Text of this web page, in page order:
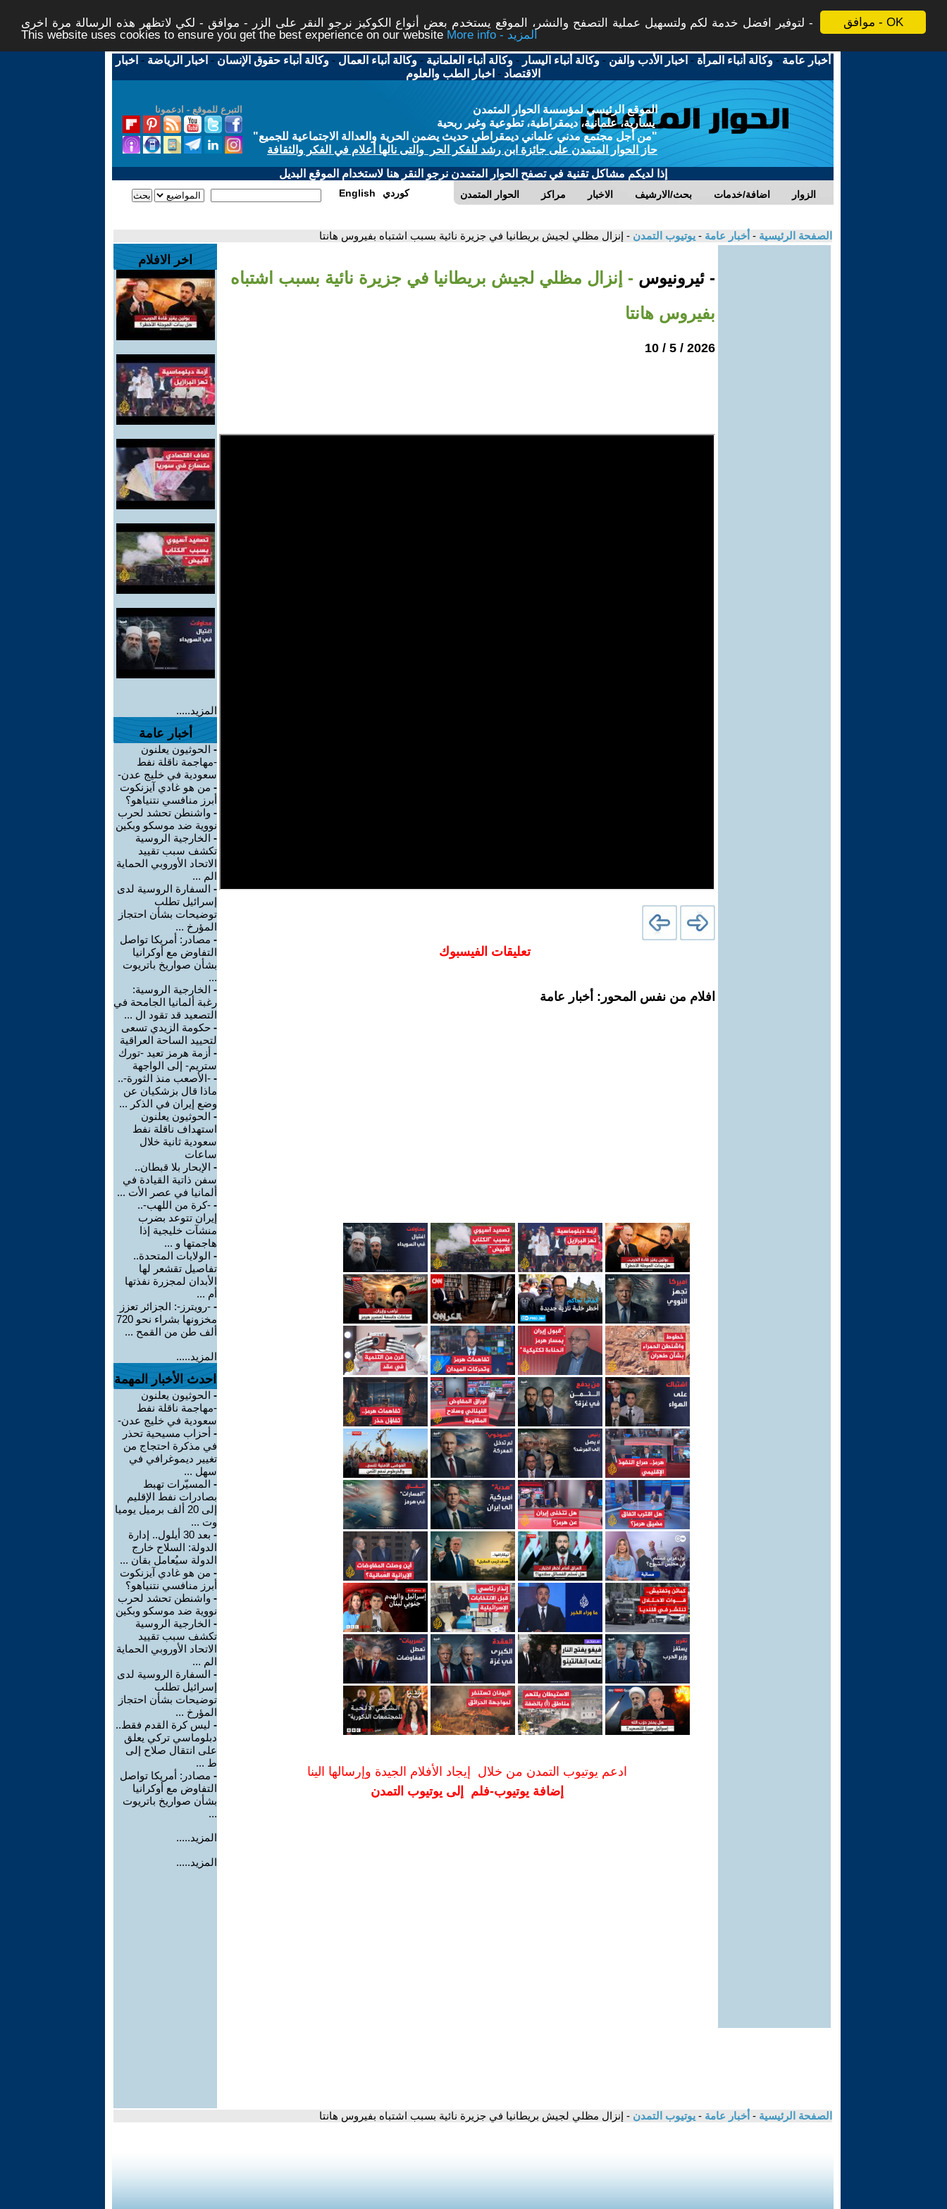
موافق - OK
لتوفير افضل خدمة لكم ولتسهيل عملية التصفح والنشر، الموقع يستخدم بعض أنواع الكوكيز نرجو النقر على الزر - موافق - لكي لاتظهر هذه الرسالة مرة اخرى -
This website uses cookies to ensure you get the best experience on our website
More info - المزيد
أخبار عامة -وكالة أنباء المرأة - اخبار الأدب والفن -وكالة أنباء اليسار -وكالة أنباء العلمانية -وكالة أنباء العمال -وكالة أنباء حقوق الإنسان - اخبار الرياضة - اخبار
الاقتصاد - اخبار الطب والعلوم
التبرع للموقع - ادعمونا
الموقع الرئيسي لمؤسسة الحوار المتمدن
يسارية، علمانية، ديمقراطية، تطوعية وغير ربحية
"من أجل مجتمع مدني علماني ديمقراطي حديث يضمن الحرية والعدالة الاجتماعية للجميع"
حاز الحوار المتمدن على جائزة ابن رشد للفكر الحر والتى نالها أعلام في الفكر والثقافة
إذا لديكم مشاكل تقنية في تصفح الحوار المتمدن نرجو النقر هنا لاستخدام الموقع البديل
الحوار المتمدن مراكز الاخبار بحث/الارشيف اضافة/خدمات الزوار English كوردي
الصفحة الرئيسية - أخبار عامة - يوتيوب التمدن - إنزال مظلي لجيش بريطانيا في جزيرة نائية بسبب اشتباه بفيروس هانتا
- ئيرونيوس - إنزال مظلي لجيش بريطانيا في جزيرة نائية بسبب اشتباه
بفيروس هانتا
2026 / 5 / 10
تعليقات الفيسبوك
افلام من نفس المحور: أخبار عامة
ادعم يوتيوب التمدن من خلال إيجاد الأفلام الجيدة وإرسالها الينا
إضافة يوتيوب-فلم إلى يوتيوب التمدن
اخر الافلام
المزيد.....
أخبار عامة
- الحوثيون يعلنون
-مهاجمة ناقلة نفط
سعودية في خليج عدن-
- من هو غادي آيزنكوت
أبرز منافسي نتنياهو؟
- واشنطن تحشد لحرب
نووية ضد موسكو وبكين
- الخارجية الروسية
تكشف سبب تقييد
الاتحاد الأوروبي الحماية
الم ...
- السفارة الروسية لدى
إسرائيل تطلب
توضيحات بشأن احتجاز
المؤرخ ...
- مصادر: أمريكا تواصل
التفاوض مع أوكرانيا
بشأن صواريخ باتريوت
...
- الخارجية الروسية:
رغبة ألمانيا الجامحة في
التصعيد قد تقود ال ...
- حكومة الزيدي تسعى
لتحييد الساحة العراقية
- أزمة هرمز تعيد -تورك
ستريم- إلى الواجهة
- -الأصعب منذ الثورة-..
ماذا قال بزشكيان عن
وضع إيران في الذكر ...
- الحوثيون يعلنون
استهداف ناقلة نفط
سعودية ثانية خلال
ساعات
- الإبحار بلا قبطان..
سفن ذاتية القيادة في
ألمانيا في عصر الأت ...
- -كرة من اللهب-..
إيران تتوعد بضرب
منشآت خليجية إذا
هاجمتها و ...
- الولايات المتحدة..
تفاصيل تقشعر لها
الأبدان لمجزرة نفذتها
أم ...
- -رويترز-: الجزائر تعزز
مخزونها بشراء نحو 720
ألف طن من القمح ...
المزيد.....
احدث الأخبار المهمة
- الحوثيون يعلنون
-مهاجمة ناقلة نفط
سعودية في خليج عدن-
- أحزاب مسيحية تحذر
في مذكرة احتجاج من
تغيير ديموغرافي في
سهل ...
- المسيّرات تهبط
بصادرات نفط الإقليم
إلى 20 ألف برميل يوميا
وت ...
-
بعد 30 أيلول.. إدارة
الدولة: السلاح خارج
الدولة سيُعامل بقان ...
- من هو غادي آيزنكوت
أبرز منافسي نتنياهو؟
- واشنطن تحشد لحرب
نووية ضد موسكو وبكين
- الخارجية الروسية
تكشف سبب تقييد
الاتحاد الأوروبي الحماية
الم ...
- السفارة الروسية لدى
إسرائيل تطلب
توضيحات بشأن احتجاز
المؤرخ ...
- ليس كرة القدم فقط..
دبلوماسي تركي يعلق
على انتقال صلاح إلى
ط ...
- مصادر: أمريكا تواصل
التفاوض مع أوكرانيا
بشأن صواريخ باتريوت
...
المزيد.....
المزيد.....
الصفحة الرئيسية - أخبار عامة - يوتيوب التمدن - إنزال مظلي لجيش بريطانيا في جزيرة نائية بسبب اشتباه بفيروس هانتا